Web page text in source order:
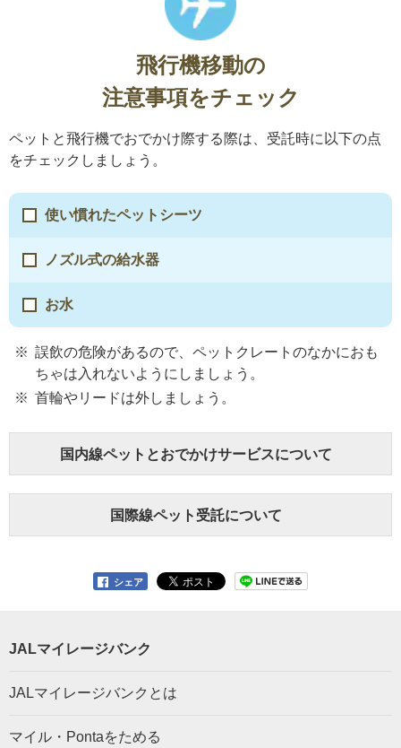
飛行機移動の
注意事項をチェック
ペットと飛行機でおでかけ際する際は、受託時に以下の点
をチェックしましょう。
使い慣れたペットシーツ
ノズル式の給水器
お水
誤飲の危険があるので、ペットクレートのなかにおも
ちゃは入れないようにしましょう。
首輪やリードは外しましょう。
国内線ペットとおでかけサービスについて
国際線ペット受託について
シェア
JALマイレージバンク
JALマイレージバンクとは
マイル・Pontaをためる